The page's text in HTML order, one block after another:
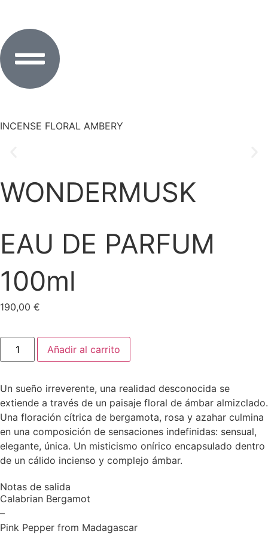
INCENSE FLORAL AMBERY
WONDERMUSK
EAU DE PARFUM
100ml
190,00 €
Añadir al carrito
Un sueño irreverente, una realidad desconocida se
extiende a través de un paisaje floral de ámbar almizclado.
Una floración cítrica de bergamota, rosa y azahar culmina
en una composición de sensaciones indefinidas: sensual,
elegante, única. Un misticismo onírico encapsulado dentro
de un cálido incienso y complejo ámbar.
Notas de salida
Calabrian Bergamot
–
Pink Pepper from Madagascar